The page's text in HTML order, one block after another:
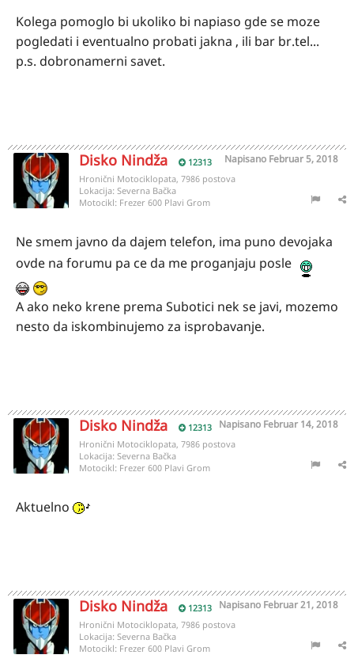
Kolega pomoglo bi ukoliko bi napiaso gde se moze
pogledati i eventualno probati jakna , ili bar br.tel...
p.s. dobronamerni savet.
Disko Nindža 12313 Napisano Februar 5, 2018
Hronični Motociklopata, 7986 postova
Lokacija: Severna Bačka
Motocikl: Frezer 600 Plavi Grom
Ne smem javno da dajem telefon, ima puno devojaka
ovde na forumu pa ce da me proganjaju posle
A ako neko krene prema Subotici nek se javi, mozemo
nesto da iskombinujemo za isprobavanje.
Disko Nindža 12313 Napisano Februar 14, 2018
Hronični Motociklopata, 7986 postova
Lokacija: Severna Bačka
Motocikl: Frezer 600 Plavi Grom
Aktuelno
Disko Nindža 12313 Napisano Februar 21, 2018
Hronični Motociklopata, 7986 postova
Lokacija: Severna Bačka
Motocikl: Frezer 600 Plavi Grom